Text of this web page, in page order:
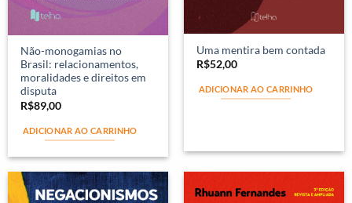
Não-monogamias no
Brasil: relacionamentos,
moralidades e direitos em
disputa
R$89,00
ADICIONAR AO CARRINHO
Uma mentira bem contada
R$52,00
ADICIONAR AO CARRINHO